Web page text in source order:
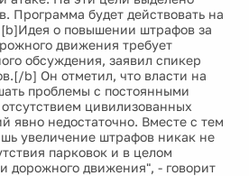
Программа будет действовать на
о повышении штрафов за
движения требует
обсуждения, заявил спикер
b] Он отметил, что власти на
проблемы с постоянными
цивилизованных
явно недостаточно. Вместе с тем
увеличение штрафов никак не
парковок и в целом
дорожного движения", - говорит